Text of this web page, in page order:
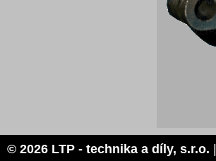
© 2026 LTP - technika a díly, s.r.o.